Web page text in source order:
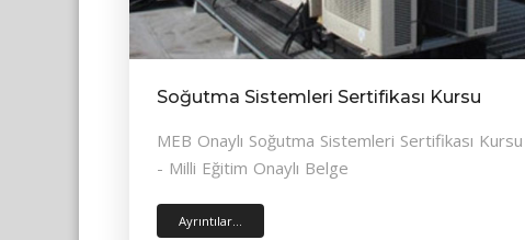
Soğutma Sistemleri Sertifikası Kursu
MEB Onaylı Soğutma Sistemleri Sertifikası Kursu
- Milli Eğitim Onaylı Belge
Ayrıntılar...